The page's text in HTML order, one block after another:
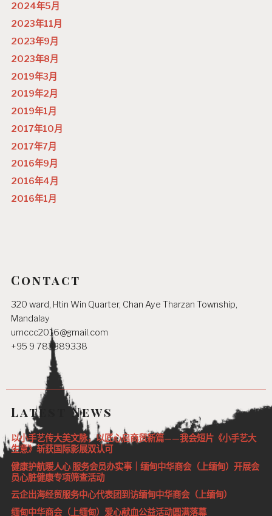
2024年5月
2023年11月
2023年9月
2023年8月
2019年3月
2019年2月
2019年1月
2017年10月
2017年7月
2016年9月
2016年4月
2016年1月
Contact
320 ward, Htin Win Quarter, Chan Aye Tharzan Township,
Mandalay
umccc2016@gmail.com
+95 9 783389338
Latest News
以小手艺传大美文脉，以匠心启商贸新篇——我会短片《小手艺大
生意》斩获国际影展双认可
健康护航暖人心 服务会员办实事｜缅甸中华商会（上缅甸）开展会
员心脏健康专项筛查活动
云企出海经贸服务中心代表团到访缅甸中华商会（上缅甸）
缅甸中华商会（上缅甸）爱心献血公益活动圆满落幕